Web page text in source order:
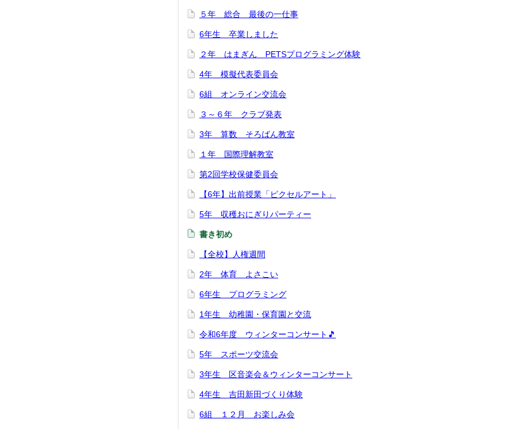
５年 総合 最後の一仕事
6年生 卒業しました
２年 はまぎん PETSプログラミング体験
4年 模擬代表委員会
6組 オンライン交流会
３～６年 クラブ発表
3年 算数 そろばん教室
１年 国際理解教室
第2回学校保健委員会
【6年】出前授業「ピクセルアート」
5年 収穫おにぎりパーティー
書き初め
【全校】人権週間
2年 体育 よさこい
6年生 プログラミング
1年生 幼稚園・保育園と交流
令和6年度 ウィンターコンサート🎵
5年 スポーツ交流会
3年生 区音楽会＆ウィンターコンサート
4年生 吉田新田づくり体験
6組 １２月 お楽しみ会